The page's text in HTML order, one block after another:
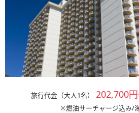
旅行代金（大人1名） 202,700
※燃油サーチャージ込み/